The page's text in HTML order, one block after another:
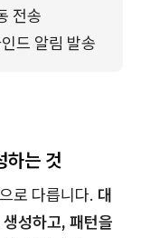
전송
드 알림 발송
하는 것
로 다릅니다. 대
성하고, 패턴을